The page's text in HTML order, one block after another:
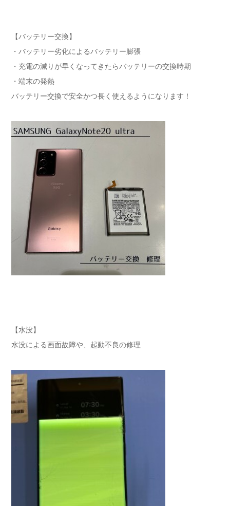
【バッテリー交換】
・バッテリー劣化によるバッテリー膨張
・充電の減りが早くなってきたらバッテリーの交換時期
・端末の発熱
バッテリー交換で安全かつ長く使えるようになります！
【水没】
水没による画面故障や、起動不良の修理